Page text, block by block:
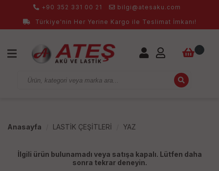
+90 352 331 00 21
bilgi@atesaku.com
Türkiye'nin Her Yerine Kargo ile Teslimat İmkanı!
Anasayfa LASTİK ÇEŞİTLERİ YAZ
İlgili ürün bulunamadı veya satışa kapalı. Lütfen daha
sonra tekrar deneyin.